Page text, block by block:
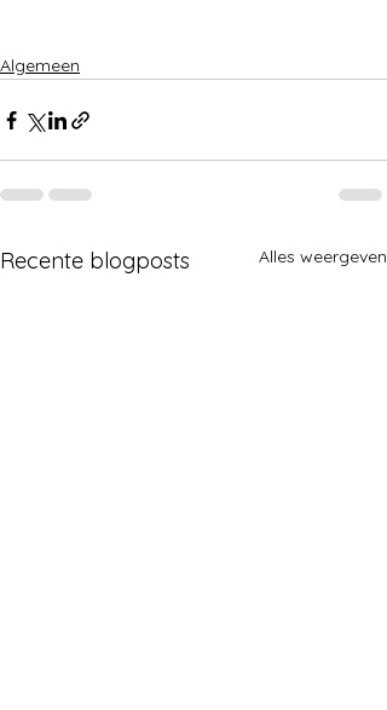
Algemeen
Recente blogposts Alles weergeven